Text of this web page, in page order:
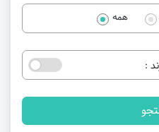
همه
: